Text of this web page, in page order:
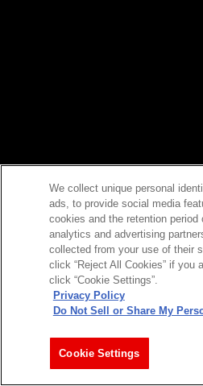
We collect unique personal
ads, to provide social media
cookies and the retention
analytics and advertising
collected from your use of their
click “Reject All Cookies” if
click “Cookie Settings”.
Privacy Policy
Do Not Sell or Share My
Cookie Settings